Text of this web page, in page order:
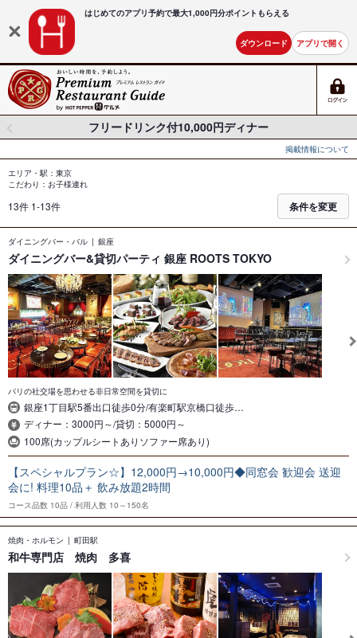
はじめてのアプリ予約で最大1,000円分ポイントもらえる
ダウンロード アプリで開く
フリードリンク付10,000円ディナー
掲載情報について
エリア・駅：東京
こだわり：お子様連れ
13件 1-13件 条件を変更
ダイニングバー・バル 銀座
ダイニングバー&貸切パーティ 銀座 ROOTS TOKYO
パリの社交場を思わせる非日常空間を貸切に
銀座1丁目駅5番出口徒歩0分/有楽町駅京橋口徒歩…
ディナー：3000円～/貸切：5000円～
100席(カップルシートありソファー席あり)
【スペシャルプラン☆】12,000円→10,000円◆同窓会 歓迎会 送迎
会に! 料理10品＋ 飲み放題2時間
コース品数 10品 利用人数 10～150名
焼肉・ホルモン 町田駅
和牛専門店 焼肉 多喜